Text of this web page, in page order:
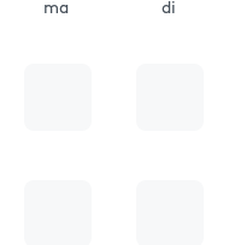
ma di